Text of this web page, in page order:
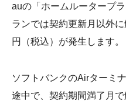
auの「ホームルータープ
ランでは契約更新月以外
円（税込）が発生します。
ソフトバンクのAirターミ
途中で、契約期間満了月